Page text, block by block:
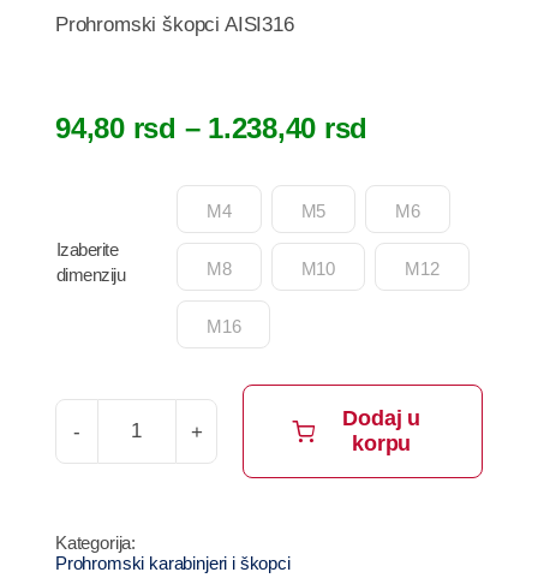
Prohromski škopci AISI316
94,80 rsd – 1.238,40 rsd
od
94,80 rsd
1.238,40 rsd
Izaberite
dimenziju
M4 M5 M6
M8 M10 M12
M16
količina
Dodaj u
korpu
Prohromski karabinjeri i škopci